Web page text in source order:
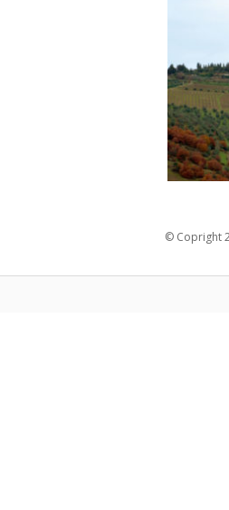
© Copright